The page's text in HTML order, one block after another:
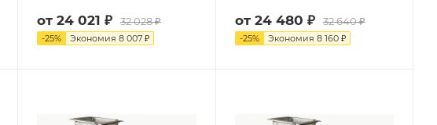
от 24 021 ₽ 32 028 ₽
-25% Экономия 8 007 ₽
от 24 480 ₽ 32 640 ₽
-25% Экономия 8 160 ₽